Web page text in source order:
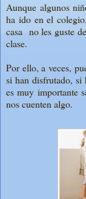
Aunque algunos
ha ido en el
casa no les guste
clase.
Por ello, a veces,
si han disfrutado, si
es muy importante
nos cuenten algo.